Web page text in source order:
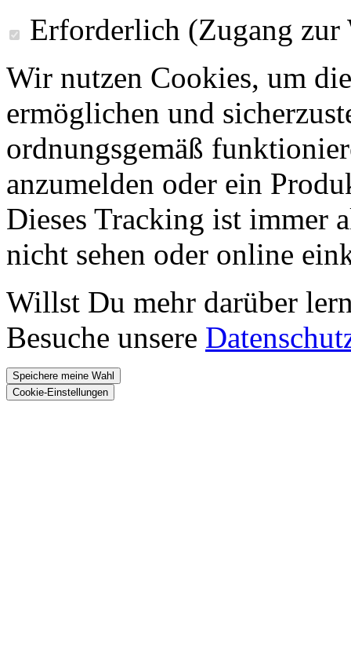
Erforderlich (Zugang zur
Wir nutzen Cookies, um
ermöglichen und
ordnungsgemäß
anzumelden oder ein
Dieses Tracking ist immer
nicht sehen oder online
Willst Du mehr darüber
Besuche unsere
Speichere meine Wahl
Cookie-Einstellungen